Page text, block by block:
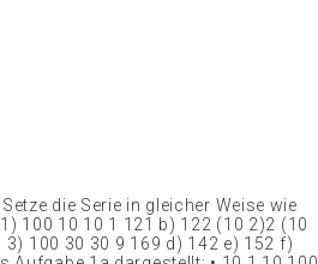
die Serie in gleicher Weise wie
100 10 10 1 121 b) 122 (10 2)2 (10
100 30 30 9 169 d) 142 e) 152 f)